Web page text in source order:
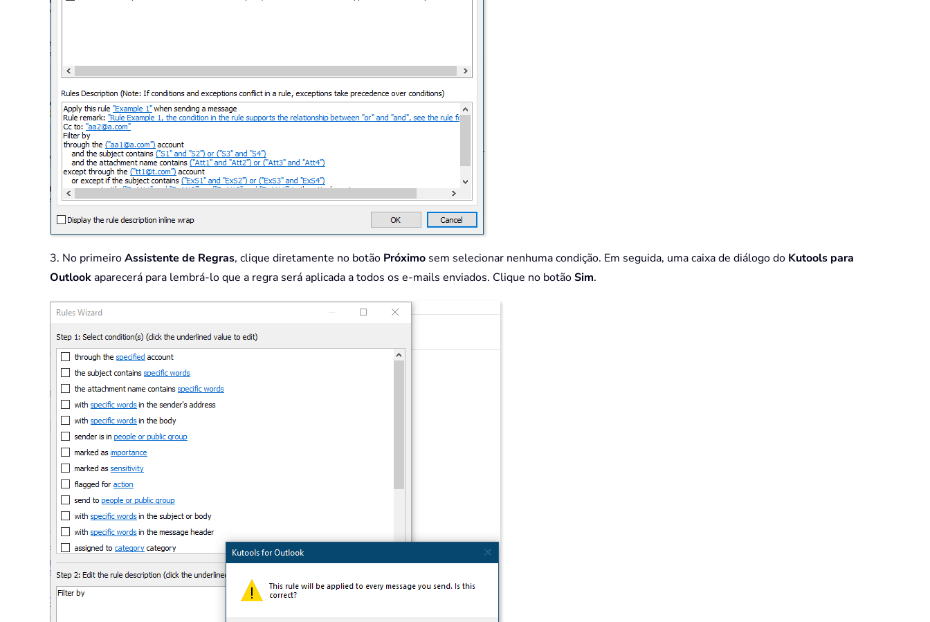
3. No primeiroAssistente de Regras, clique diretamente no botão Próximo sem selecionar nenhuma condição. Em seguida, uma caixa de diálogo do Kutools para
Outlookaparecerá para lembrá-lo que a regra será aplicada a todos os e-mails enviados. Clique no botãoSim.